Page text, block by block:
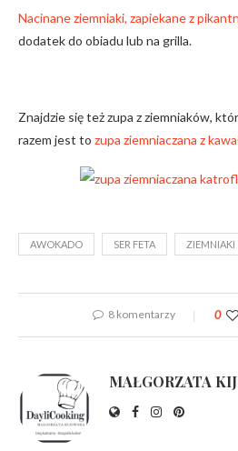
Nacinane ziemniaki, zapiekane z
dodatek do obiadu lub na grilla.
Znajdzie się też zupa z ziemniaków,
razem jest to zupa ziemniaczana z
AWOKADO SER FETA ZIEMNIAKI
8 komentarzy 0
MAŁGORZATA